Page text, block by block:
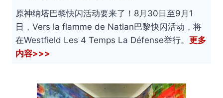
原神纳塔巴黎快闪活动要来了！8月30日至9月1
日，Vers la flamme de Natlan巴黎快闪活动，将
在Westfield Les 4 Temps La Défense举行。更多
内容>>>